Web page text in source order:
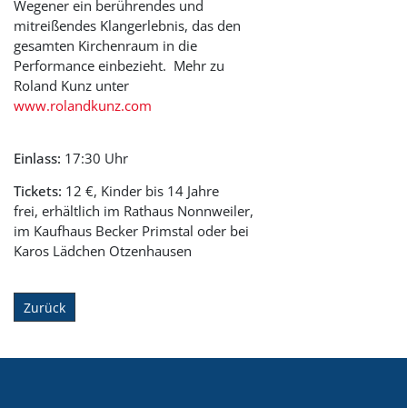
Wegener ein berührendes und
mitreißendes Klangerlebnis, das den
gesamten Kirchenraum in die
Performance einbezieht. Mehr zu
Roland Kunz unter
www.rolandkunz.com
Einlass: 17:30 Uhr
Tickets: 12 €, Kinder bis 14 Jahre
frei, erhältlich im Rathaus Nonnweiler,
im Kaufhaus Becker Primstal oder bei
Karos Lädchen Otzenhausen
Zurück